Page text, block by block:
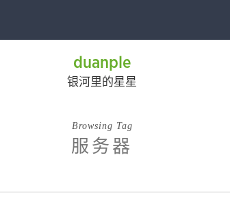
duanple
银河里的星星
Browsing Tag
服务器